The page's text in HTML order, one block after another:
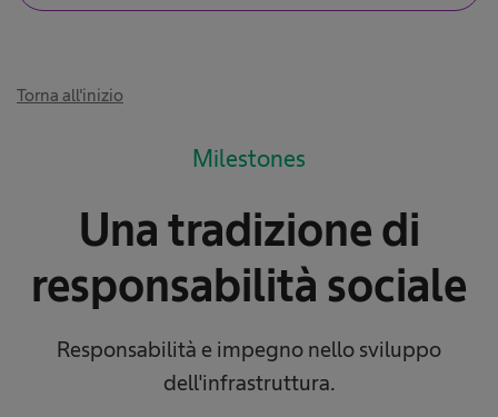
Torna all'inizio
Milestones
Una tradizione di
responsabilità sociale
Responsabilità e impegno nello sviluppo
dell'infrastruttura.